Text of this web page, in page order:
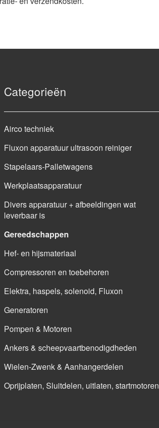
Categorieën
Airco techniek
Fluxon apparatuur ultrasoon reiniger
Stapelaars-Palletwagens
Werkplaatsapparatuur
Divers apparatuur + afbeeldingen wat
leverbaar is
Gereedschappen
Hef- en hijsmateriaal
Compressoren en toebehoren
Elektra, haspels, solenoid, Fluxon
Generatoren
Pompen & Motoren
Ankers & scheepvaartbenodigdheden
Wielen-Zwenk & Aanhangerdelen
Oprijplaten, Sluitdelen, uitlaten, startmotoren